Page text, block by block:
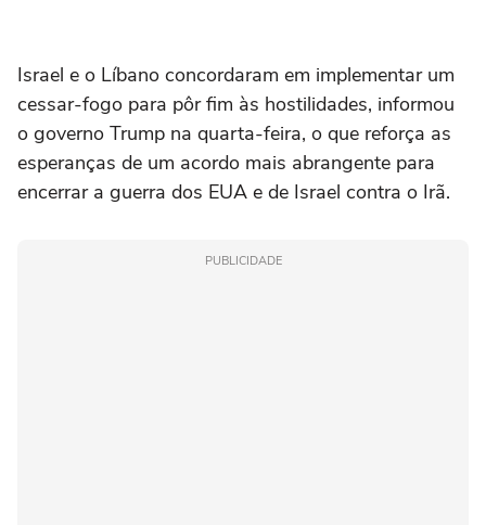
Israel e o Líbano concordaram em implementar um
cessar-fogo para pôr fim às hostilidades, informou
o governo Trump ‌na quarta-feira, o que reforça as
esperanças de um acordo mais abrangente para
encerrar a guerra dos EUA e de Israel contra o Irã.
PUBLICIDADE